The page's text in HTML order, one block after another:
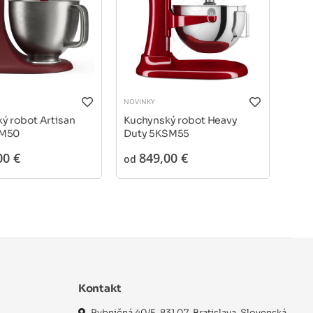
robot Artisan
€
NOVINKY
Kuchynský robot Heavy
Duty 5KSM55
od 849,00 €
Kontakt